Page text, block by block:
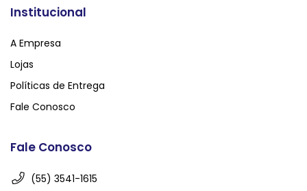
Institucional
A Empresa
Lojas
Políticas de Entrega
Fale Conosco
Fale Conosco
(55) 3541-1615